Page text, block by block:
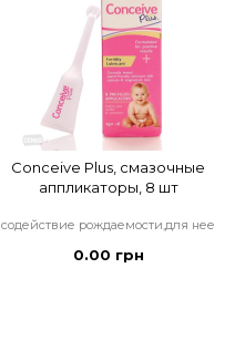
Conceive Plus, смазочные
аппликаторы, 8 шт
содействие рождаемости,для нее
0.00 грн